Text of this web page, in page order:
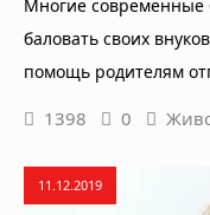
Многие
баловать своих
помощь родителям
1398 0
11.12.2019